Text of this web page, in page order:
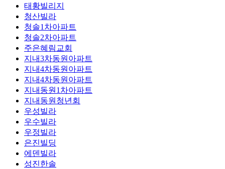
태황빌리지
청산빌라
청솔1차아파트
청솔2차아파트
주은혜림교회
지내3차동원아파트
지내4차동원아파트
지내4차동원아파트
지내동원1차아파트
지내동원청년회
우성빌라
우수빌라
우정빌라
은진빌딩
에덴빌라
성진한솔